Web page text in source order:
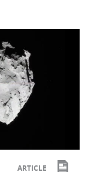
ARTICLE